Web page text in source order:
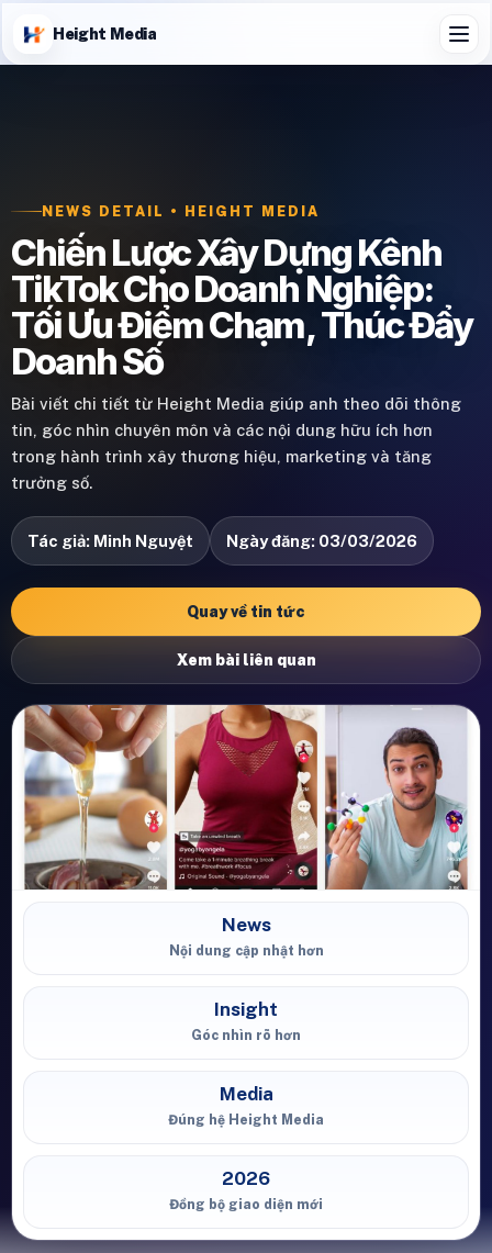
Height Media
NEWS DETAIL • HEIGHT MEDIA
Chiến Lược Xây Dựng Kênh
TikTok Cho Doanh Nghiệp:
Tối Ưu Điểm Chạm, Thúc Đẩy
Doanh Số
Bài viết chi tiết từ Height Media giúp anh theo dõi thông
tin, góc nhìn chuyên môn và các nội dung hữu ích hơn
trong hành trình xây thương hiệu, marketing và tăng
trưởng số.
Tác giả: Minh Nguyệt Ngày đăng: 03/03/2026
Quay về tin tức
Xem bài liên quan
News
Nội dung cập nhật hơn
Insight
Góc nhìn rõ hơn
Media
Đúng hệ Height Media
2026
Đồng bộ giao diện mới